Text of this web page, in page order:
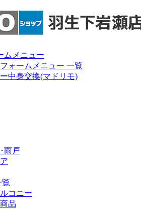
ムメニュー
ォームメニュー 一覧
中身交換(マドリモ)
雨戸
覧
コニー
品